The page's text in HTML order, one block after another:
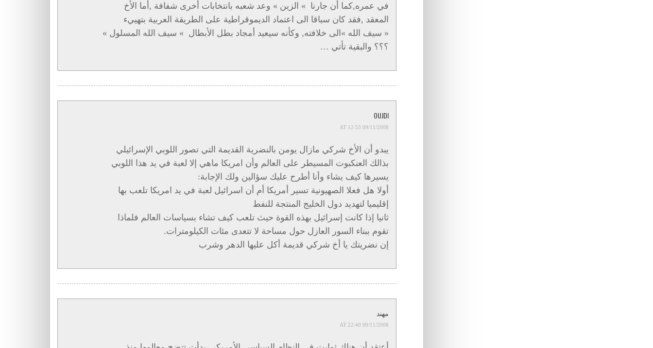
في عمره,كما أن جارنا » الزين » وعد شعبه بانتخابات أخرى شفافة ,أما الأخ
المعقد ,فقد كان سباقا الى اعتماد الديموقراطية على الطريقة العربية بتهييء
« سيف الله »الى خلافته, وكأنه سيعيد أمجاد بطل الأبطال » سيف الله المسلول »
؟؟؟ والبقية تأتي …
OUJDI
09/11/2008 AT 12:53
يبدو أن الأخ شركي مازال يومن بالنضرية القديمة التي تصور اللوبي الإسرائيلي
بذالك العنكبوت المسيطر على العالم وأن امريكا ماهي إلا لعبة في يد هذا اللوبي
يسيرها كيف يشاء وأنا أطرح عليك سؤالين ولك الإجابة:
أولا هل فعلا الصهيونية تسير أمريكا أم أن اسرائيل لعبة في يد امريكا تلعب بها
إقليميا لتهديد دول الخليج المنتجة للنفط
ثانيا إذا كانت إسرائيل بهذه القوة حيث تلعب كيف تشاء بسياسات العالم فلماذا
تقوم ببناء السور العازل حول مساحة لا تتعدى مئات الكيلومترات.
إن نضريتك يا أخ شركي قديمة أكل عليها الدهر وشرب
مهند
09/11/2008 AT 22:40